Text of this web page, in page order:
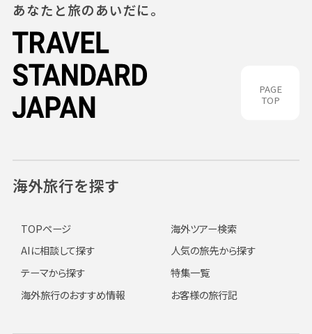
PAGE
TOP
あなたと旅のあいだに。
海外旅行を探す
TOPページ
海外ツアー検索
AIに相談して探す
人気の旅先から探す
テーマから探す
特集一覧
海外旅行のおすすめ情報
お客様の旅行記